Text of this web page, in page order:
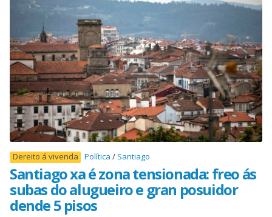
Dereito á vivenda Política Santiago
Santiago xa é zona tensionada: freo ás
subas do alugueiro e gran posuidor
dende 5 pisos